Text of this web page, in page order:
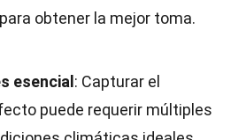
obtener la mejor toma.
esencial : Capturar el
puede requerir múltiples